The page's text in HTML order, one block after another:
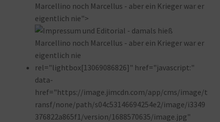
Marcellino noch Marcellus - aber ein Krieger war er
eigentlich nie">
rel="lightbox[13069086826]" href="javascript:"
data-
href="https://image.jimcdn.com/app/cms/image/t
ransf/none/path/s04c53146694254e2/image/i3349
376822a865f1/version/1688570635/image.jpg"